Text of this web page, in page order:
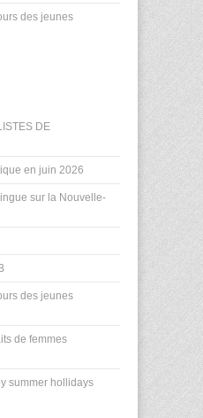
des jeunes
DE
en juin 2026
sur la Nouvelle-
des jeunes
de femmes
summer hollidays